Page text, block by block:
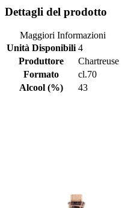
Dettagli del prodotto
Maggiori Informazioni
Unità Disponibili 4
Produttore
Chartreuse
Formato
cl.70
Alcool (%)
43